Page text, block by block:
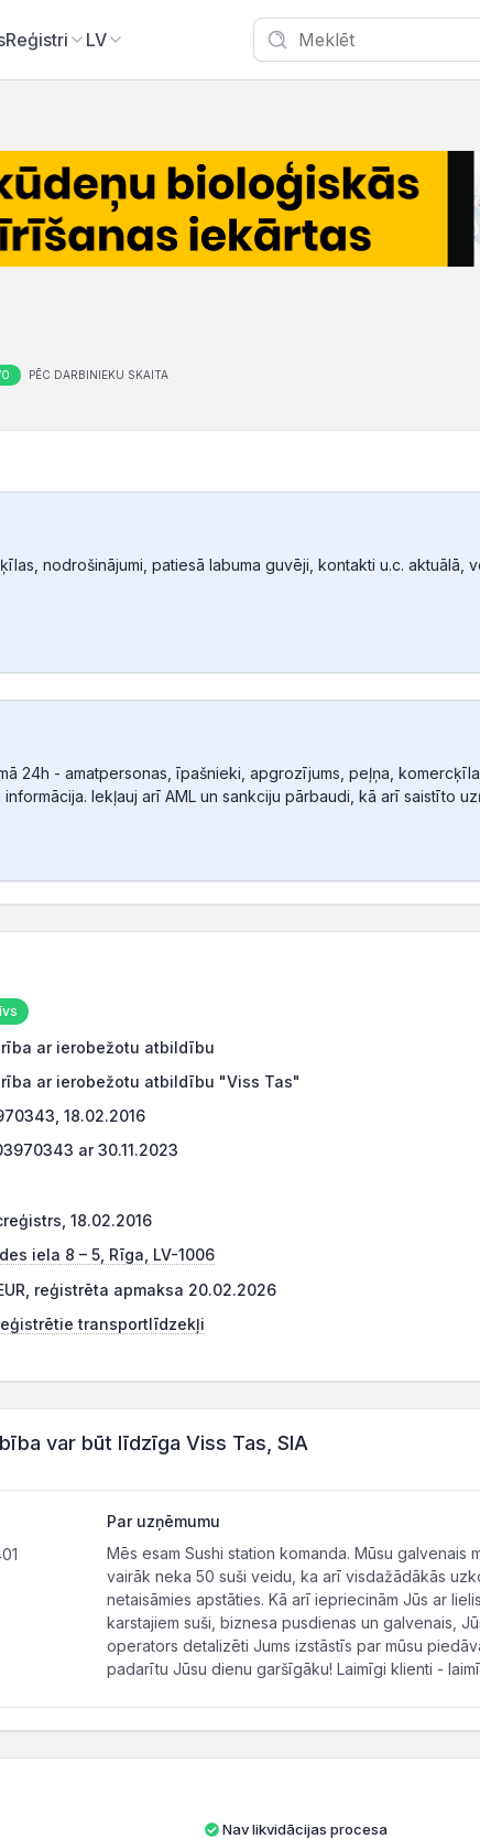
Reģistri LV
PĒC DARBINIEKU SKAITA
nodrošinājumi, patiesā labuma guvēji, kontakti u.c. aktuālā,
24h - amatpersonas, īpašnieki, apgrozījums, peļņa,
Iekļauj arī AML un sankciju pārbaudi, kā arī saistīto
ar ierobežotu atbildību
ar ierobežotu atbildību "Viss Tas"
18.02.2016
ar 30.11.2023
18.02.2016
iela 8 – 5, Rīga, LV-1006
reģistrēta apmaksa 20.02.2026
transportlīdzekļi
var būt līdzīga Viss Tas, SIA
Par uzņēmumu
Mēs esam Sushi station komanda. Mūsu galvenais
vairāk neka 50 suši veidu, ka arī visdažādākās
netaisāmies apstāties. Kā arī iepriecinām Jūs ar
karstajiem suši, biznesa pusdienas un galvenais,
operators detalizēti Jums izstāstīs par mūsu
padarītu Jūsu dienu garšīgāku! Laimīgi klienti -
Nav likvidācijas procesa